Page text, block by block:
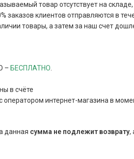
товар отсутствует на
клиентов отправляются в
товары, а затем за наш счет
– БЕСПЛАТНО.
в счёте
интернет-магазина в
данная сумма не подлежит возврату,